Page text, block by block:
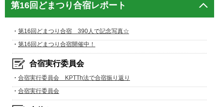
第16回どまつり合宿レポート
・ 第16回どまつり合宿 390人で記念写真☆
・ 第16回どまつり合宿開催中！
合宿実行委員会
・ 合宿実行委員会 KPTTh法で合宿振り返り
・ 合宿実行委員会